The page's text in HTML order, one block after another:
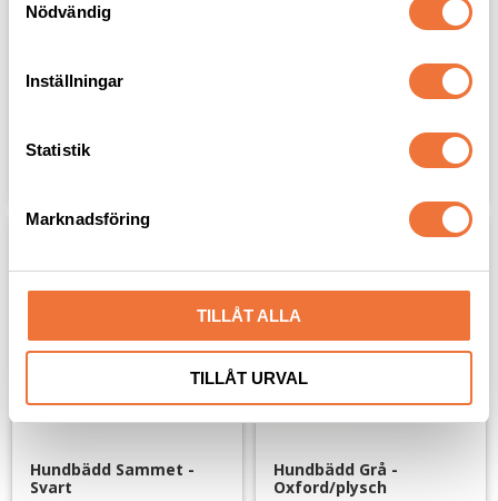
Nödvändig
Inställningar
Statistik
Marknadsföring
TILLÅT ALLA
TILLÅT URVAL
61x48x18 cm
Lägg
Hundbädd Sammet -
Svart
Hundbädd Grå -
Oxford/plysch